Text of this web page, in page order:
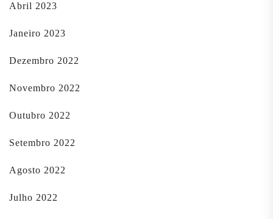
Abril 2023
Janeiro 2023
Dezembro 2022
Novembro 2022
Outubro 2022
Setembro 2022
Agosto 2022
Julho 2022